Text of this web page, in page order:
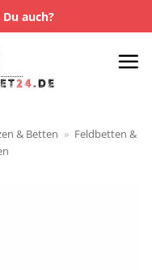
auch?
& Betten » Feldbetten &